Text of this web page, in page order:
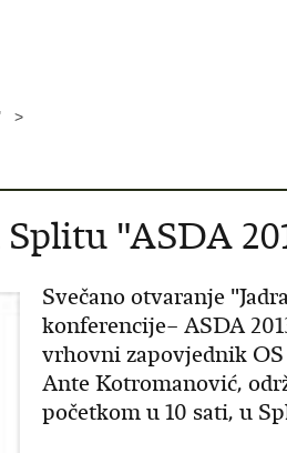
>
"ASDA
Svečano otvaranje
konferencije– ASDA
vrhovni zapovjednik
Ante Kotromanović,
početkom u 10 sati, u